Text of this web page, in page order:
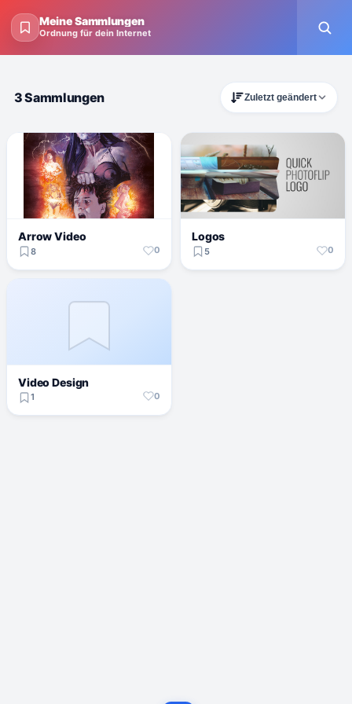
Meine Sammlungen
Ordnung für dein Internet
3 Sammlungen Zuletzt geändert
Arrow Video
8 0
Logos
5 0
Video Design
1 0